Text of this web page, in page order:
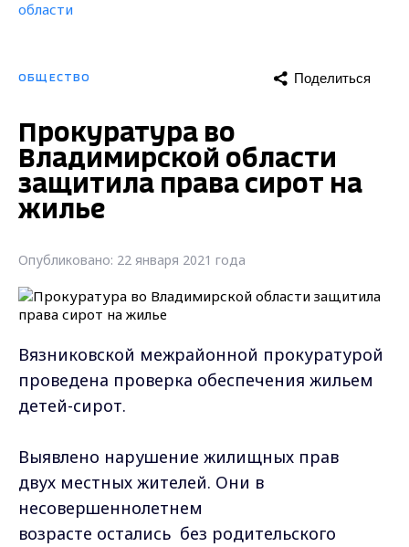
ОБЩЕСТВО Поделиться
Прокуратура во
Владимирской области
защитила права сирот на
жилье
Опубликовано: 22 января 2021 года
Вязниковской межрайонной прокуратурой
проведена проверка обеспечения жильем
детей-сирот.
Выявлено нарушение жилищных прав
двух местных жителей. Они в
несовершеннолетнем
возрасте остались без родительского